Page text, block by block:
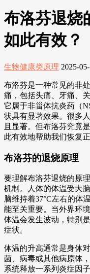
布洛芬退烧
如此有效？
生物健康类原理 2025-
布洛芬是一种常见的非
痛，包括头痛、牙痛、
它属于非甾体抗炎药（
状具有显著效果。很多
且显著。但布洛芬究竟
此有效地帮助我们恢复
布洛芬的退烧原理
要理解布洛芬退烧的原
机制。人体的体温受大
脑维持着37°C左右的体
能至关重要。当外界环
体温会发生波动，特别
症状。
体温的升高通常是身体
菌、病毒或其他病原体
系统释放一系列炎症因